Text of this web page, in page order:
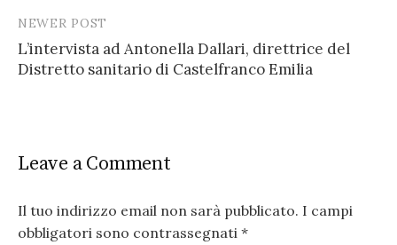
o
s
t
v
i
g
NEWER POST
L’intervista ad Antonella Dallari, direttrice del
Distretto sanitario di Castelfranco Emilia
Leave a Comment
Il tuo indirizzo email non sarà pubblicato. I campi
obbligatori sono contrassegnati *